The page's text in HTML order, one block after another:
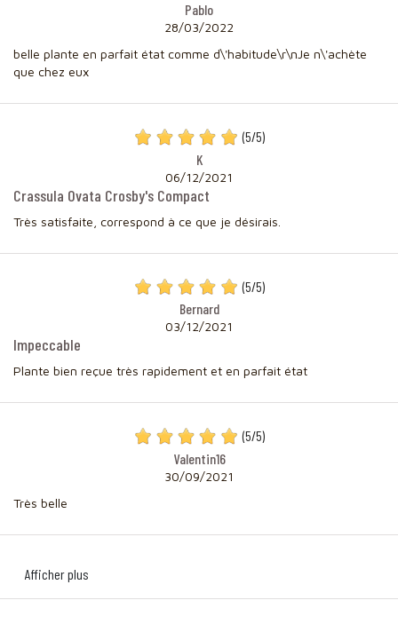
Pablo
28/03/2022
belle plante en parfait état comme d\'habitude\r\nJe n\'achète
que chez eux
(5/5)
K
06/12/2021
Crassula Ovata Crosby's Compact
Très satisfaite, correspond à ce que je désirais.
(5/5)
Bernard
03/12/2021
Impeccable
Plante bien reçue très rapidement et en parfait état
(5/5)
Valentin16
30/09/2021
Très belle
Afficher plus